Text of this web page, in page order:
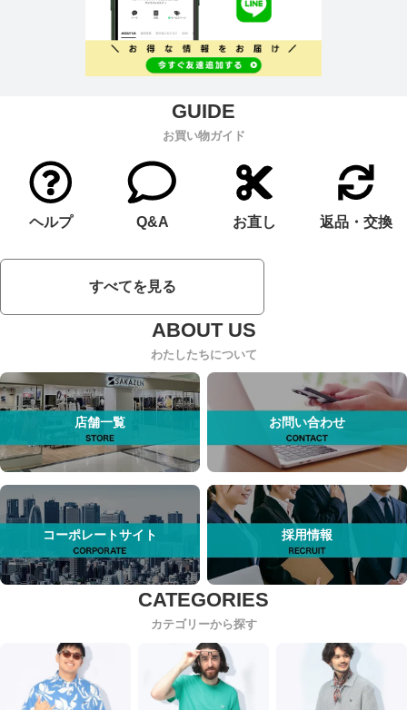
お買い物ガイド
ヘルプ Q&A お直し 返品・交換
すべてを見る
わたしたちについて
店舗一覧 お問い合わせ
コーポレートサイト 採用情報
カテゴリーから探す